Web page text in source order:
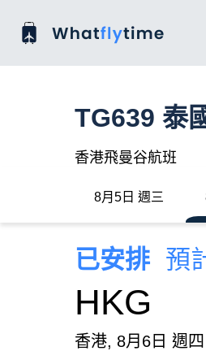
TG639 泰
香港飛曼谷航班
8月5日 週三
已安排 預
HKG
香港, 8月6日 週四